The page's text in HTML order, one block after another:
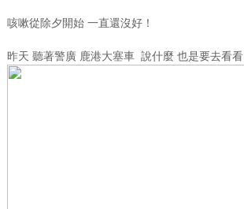
咳嗽從除夕開始 一直還沒好！
昨天 聽著警廣 鹿港大塞車 說什麼 也是要去看看